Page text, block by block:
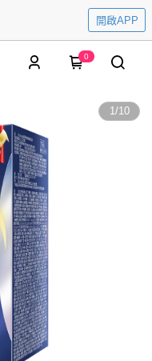
開啟APP
0
1/10